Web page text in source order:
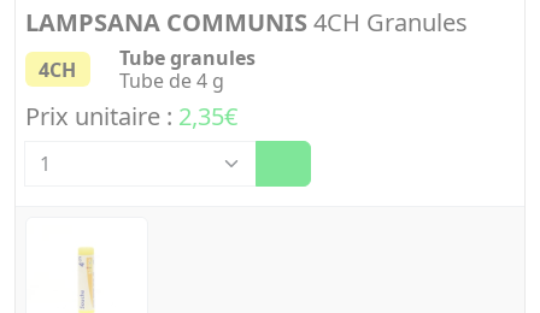
LAMPSANA COMMUNIS 4CH Granules
4CH
Tube granules
Tube de 4 g
Prix unitaire : 2,35€